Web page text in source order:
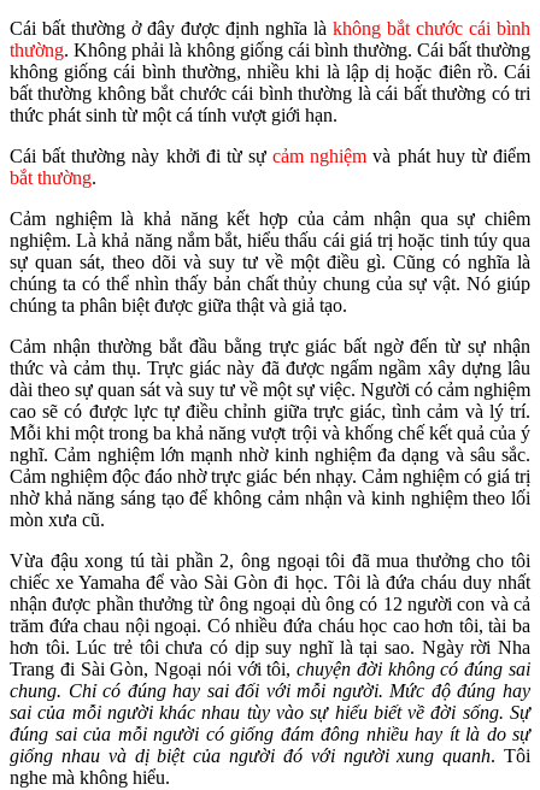
Cái bất thường ở đây được định nghĩa là không bắt chước cái bình
thường. Không phải là không giống cái bình thường. Cái bất thường
không giống cái bình thường, nhiều khi là lập dị hoặc điên rồ. Cái
bất thường không bắt chước cái bình thường là cái bất thường có tri
thức phát sinh từ một cá tính vượt giới hạn.
Cái bất thường này khởi đi từ sựcảm nghiệm và phát huy từ điểm
bắt thường.
Cảm nghiệm là khả năng kết hợp của cảm nhận qua sự chiêm
nghiệm. Là khả năng nắm bắt, hiểu thấu cái giá trị hoặc tinh túy qua
sự quan sát, theo dõi và suy tư về một điều gì. Cũng có nghĩa là
chúng ta có thể nhìn thấy bản chất thủy chung của sự vật. Nó giúp
chúng ta phân biệt được giữa thật và giả tạo.
Cảm nhận thường bắt đầu bằng trực giác bất ngờ đến từ sự nhận
thức và cảm thụ. Trực giác này đã được ngấm ngầm xây dựng lâu
dài theo sự quan sát và suy tư về một sự việc. Người có cảm nghiệm
cao sẽ có được lực tự điều chỉnh giữa trực giác, tình cảm và lý trí.
Mỗi khi một trong ba khả năng vượt trội và khống chế kết quả của ý
nghĩ. Cảm nghiệm lớn mạnh nhờ kinh nghiệm đa dạng và sâu sắc.
Cảm nghiệm độc đáo nhờ trực giác bén nhạy. Cảm nghiệm có giá trị
nhờ khả năng sáng tạo để không cảm nhận và kinh nghiệm theo lối
mòn xưa cũ.
Vừa đậu xong tú tài phần 2, ông ngoại tôi đã mua thưởng cho tôi
chiếc xe Yamaha để vào Sài Gòn đi học. Tôi là đứa cháu duy nhất
nhận được phần thưởng từ ông ngoại dù ông có 12 người con và cả
trăm đứa chau nội ngoại. Có nhiều đứa cháu học cao hơn tôi, tài ba
hơn tôi. Lúc trẻ tôi chưa có dịp suy nghĩ là tại sao. Ngày rời Nha
Trang đi Sài Gòn, Ngoại nói với tôi,chuyện đời không có đúng sai
chung. Chỉ có đúng hay sai đối với mỗi người. Mức độ đúng hay
sai của mỗi người khác nhau tùy vào sự hiểu biết về đời sống. Sự
đúng sai của mỗi người có giống đám đông nhiều hay ít là do sự
giống nhau và dị biệt của người đó với người xung quanh. Tôi
nghe mà không hiểu.